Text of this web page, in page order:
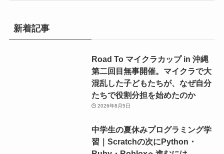
リ
ー
新着記事
Road To マイクラカップ in 沖縄
第二回目無事開催。マイクラで大
混乱した子どもたちが、なぜ自分
たちで役割分担を始めたのか
2026年8月5日
中学生の夏休みプログラミング学
習｜Scratchの次にPython・